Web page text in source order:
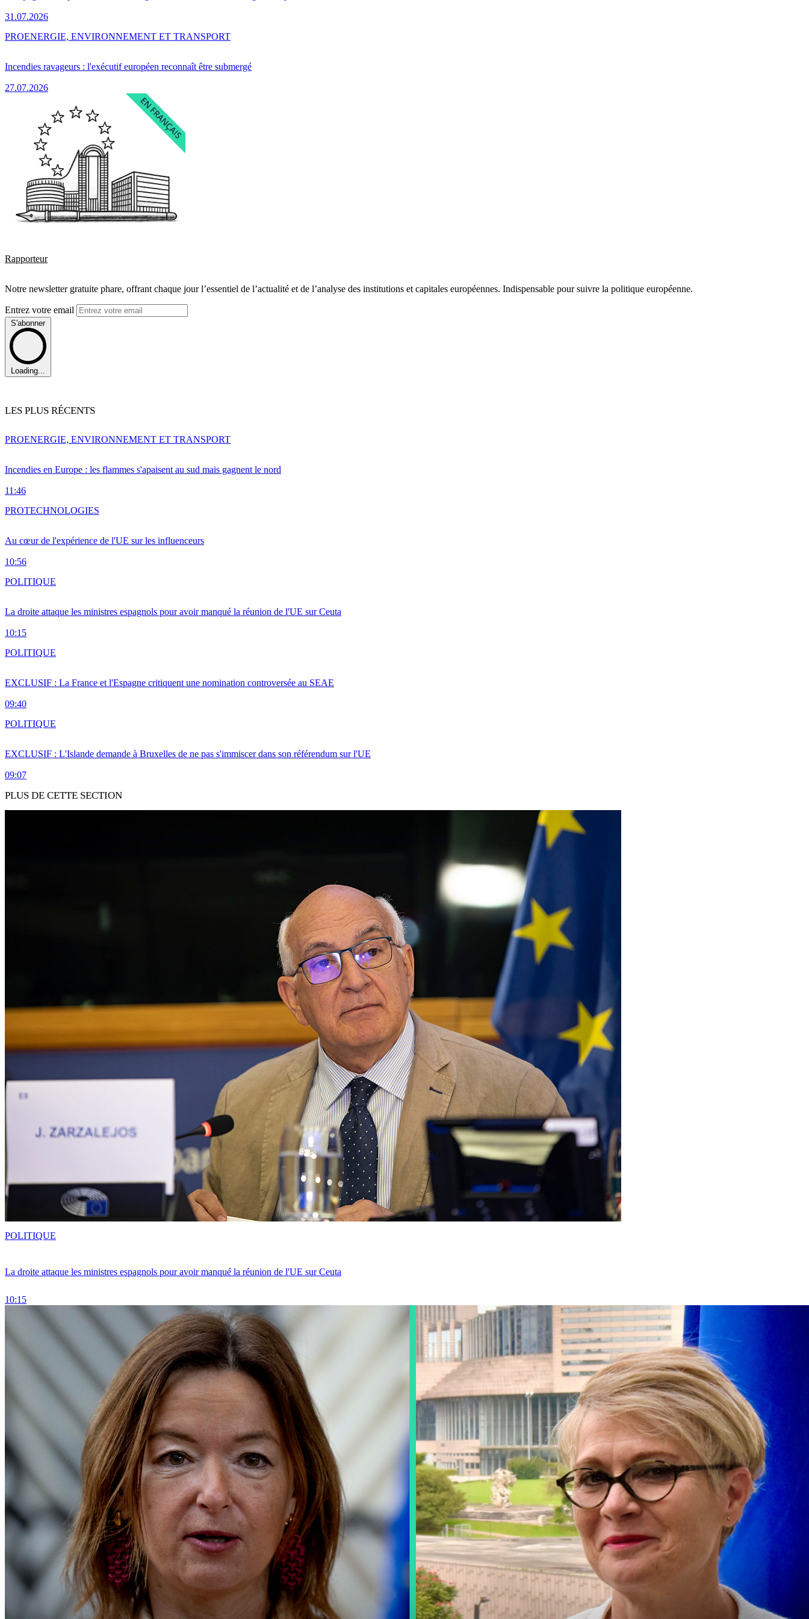
31.07.2026
Incendies ravageurs : l'exécutif européen reconnaît être submergé
27.07.2026
PROENERGIE, ENVIRONNEMENT ET TRANSPORT
Rapporteur
Notre newsletter gratuite phare, offrant chaque jour l’essentiel de l’actualité et de l’analyse des institutions et capitales européennes. Indispensable pour suivre la politique européenne.
Entrez votre email
S'abonner
Loading...
LES PLUS RÉCENTS
Incendies en Europe : les flammes s'apaisent au sud mais gagnent le nord
11:46
PROENERGIE, ENVIRONNEMENT ET TRANSPORT
Au cœur de l'expérience de l'UE sur les influenceurs
10:56
PROTECHNOLOGIES
La droite attaque les ministres espagnols pour avoir manqué la réunion de l'UE sur Ceuta
10:15
POLITIQUE
EXCLUSIF : La France et l'Espagne critiquent une nomination controversée au SEAE
09:40
POLITIQUE
EXCLUSIF : L'Islande demande à Bruxelles de ne pas s'immiscer dans son référendum sur l'UE
09:07
POLITIQUE
PLUS DE CETTE SECTION
La droite attaque les ministres espagnols pour avoir manqué la réunion de l'UE sur Ceuta
10:15
POLITIQUE